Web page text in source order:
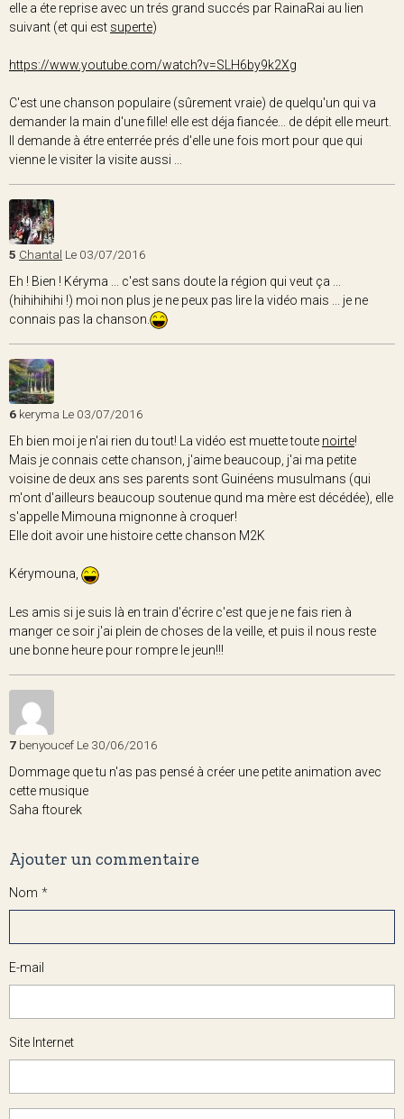
elle a éte reprise avec un trés grand succés par RainaRai au lien
suivant (et qui est superte)
https://www.youtube.com/watch?v=SLH6by9k2Xg
C'est une chanson populaire (sûrement vraie) de quelqu'un qui va
demander la main d'une fille! elle est déja fiancée... de dépit elle meurt.
Il demande à étre enterrée prés d'elle une fois mort pour que qui
vienne le visiter la visite aussi ...
5 Chantal Le 03/07/2016
Eh ! Bien ! Kéryma ... c'est sans doute la région qui veut ça ...
(hihihihihi !) moi non plus je ne peux pas lire la vidéo mais ... je ne
connais pas la chanson.
6 keryma Le 03/07/2016
Eh bien moi je n'ai rien du tout! La vidéo est muette toute noirte!
Mais je connais cette chanson, j'aime beaucoup, j'ai ma petite
voisine de deux ans ses parents sont Guinéens musulmans (qui
m'ont d'ailleurs beaucoup soutenue qund ma mère est décédée), elle
s'appelle Mimouna mignonne à croquer!
Elle doit avoir une histoire cette chanson M2K
Kérymouna,
Les amis si je suis là en train d'écrire c'est que je ne fais rien à
manger ce soir j'ai plein de choses de la veille, et puis il nous reste
une bonne heure pour rompre le jeun!!!
7 benyoucef Le 30/06/2016
Dommage que tu n'as pas pensé à créer une petite animation avec
cette musique
Saha ftourek
Ajouter un commentaire
Nom
E-mail
Site Internet